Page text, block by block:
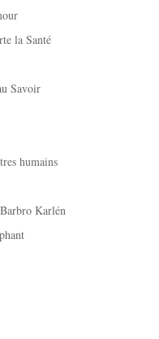
la Santé
Savoir
humains
Karlén